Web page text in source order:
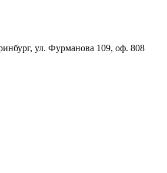
ул. Фурманова 109, оф. 808